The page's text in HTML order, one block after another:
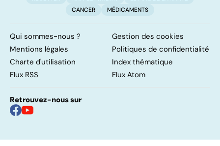
CANCER
MÉDICAMENTS
Qui sommes-nous ?
Gestion des cookies
Mentions légales
Politiques de confidentialité
Charte d'utilisation
Index thématique
Flux RSS
Flux Atom
Retrouvez-nous sur